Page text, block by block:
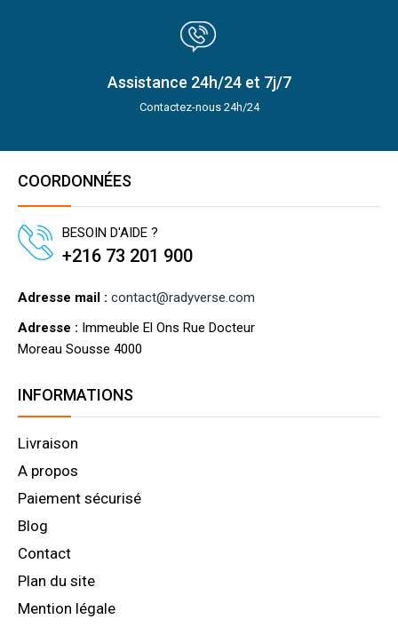
Assistance 24h/24 et 7j/7
Contactez-nous 24h/24
COORDONNÉES
BESOIN D'AIDE ?
+216 73 201 900
Adresse mail : contact@radyverse.com
Adresse : Immeuble El Ons Rue Docteur
Moreau Sousse 4000
INFORMATIONS
Livraison
A propos
Paiement sécurisé
Blog
Contact
Plan du site
Mention légale